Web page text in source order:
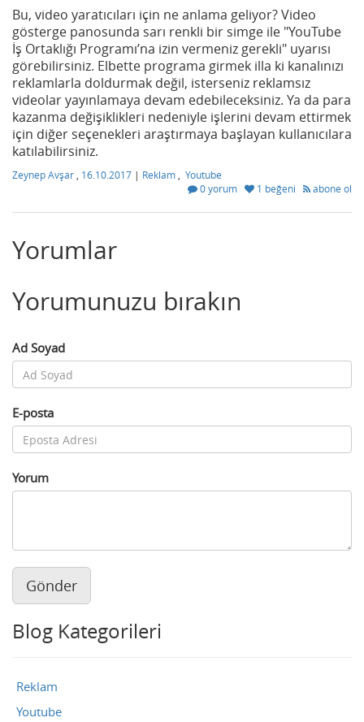
Bu, video yaratıcıları için ne anlama geliyor? Video
gösterge panosunda sarı renkli bir simge ile "YouTube
İş Ortaklığı Programı’na izin vermeniz gerekli" uyarısı
görebilirsiniz. Elbette programa girmek illa ki kanalınızı
reklamlarla doldurmak değil, isterseniz reklamsız
videolar yayınlamaya devam edebileceksiniz. Ya da para
kazanma değişiklikleri nedeniyle işlerini devam ettirmek
için diğer seçenekleri araştırmaya başlayan kullanıcılara
katılabilirsiniz.
Zeynep Avşar 16.10.2017 | Reklam
Youtube
0 yorum
1 beğeni abone ol
Yorumlar
Yorumunuzu bırakın
Ad Soyad
E-posta
Yorum
Gönder
Blog Kategorileri
Reklam
Youtube